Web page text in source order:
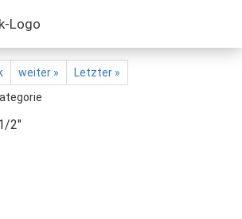
weiter »
Letzter »
2"